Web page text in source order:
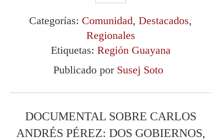
Categorías: Comunidad, Destacados,
Regionales
Etiquetas: Región Guayana
Publicado por Susej Soto
DOCUMENTAL SOBRE CARLOS
ANDRÉS PÉREZ: DOS GOBIERNOS,